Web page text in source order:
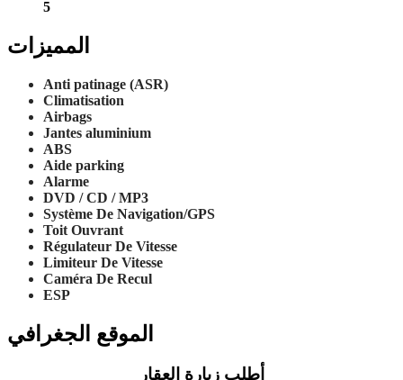
5
المميزات
Anti patinage (ASR)
Climatisation
Airbags
Jantes aluminium
ABS
Aide parking
Alarme
DVD / CD / MP3
Système De Navigation/GPS
Toit Ouvrant
Régulateur De Vitesse
Limiteur De Vitesse
Caméra De Recul
ESP
الموقع الجغرافي
أطلب زيارة العقار